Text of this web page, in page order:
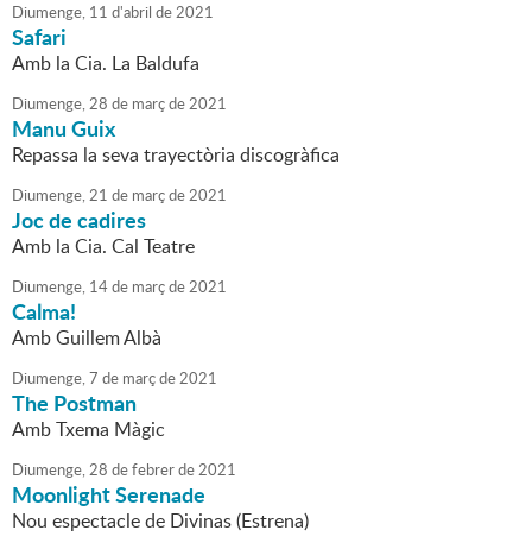
Diumenge, 11 d'abril de2021
Safari
Amb la Cia. La Baldufa
Diumenge,28 de marçde2021
Manu Guix
Repassa la seva trayectòria discogràfica
Diumenge,21 de marçde2021
Joc de cadires
Amb la Cia. Cal Teatre
Diumenge, 14de marçde2021
Calma!
Amb Guillem Albà
Diumenge,7 de marçde2021
The Postman
Amb Txema Màgic
Diumenge,28 defebrerde2021
Moonlight Serenade
Nou espectacle de Divinas (Estrena)